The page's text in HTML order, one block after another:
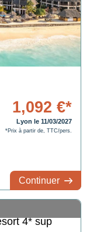
1,092 €*
Lyon le 11/03/2027
*Prix à partir de, TTC/pers.
Continuer